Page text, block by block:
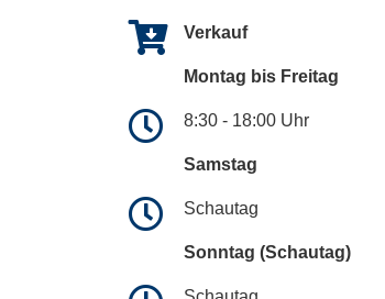
Verkauf
Montag bis Freitag
8:30 - 18:00 Uhr
Samstag
Schautag
Sonntag (Schautag)